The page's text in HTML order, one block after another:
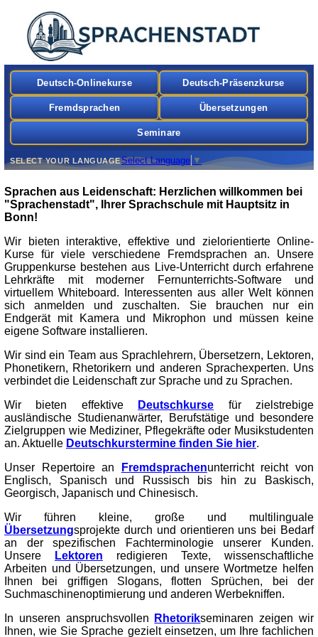
Deutsch-Onlinekurse Deutsch-Präsenzkurse
Fremdsprachen Übersetzungen
Seminare
SELECT YOUR LANGUAGESelect Language ▼
Sprachen aus Leidenschaft: Herzlichen willkommen bei
"Sprachenstadt", Ihrer Sprachschule mit Hauptsitz in
Bonn!
Wir bieten interaktive, effektive und zielorientierte Online-
Kurse für viele verschiedene Fremdsprachen an. Unsere
Gruppenkurse bestehen aus Live-Unterricht durch erfahrene
Lehrkräfte mit moderner Fernunterrichts-Software und
virtuellem Whiteboard. Interessenten aus aller Welt können
sich anmelden und zuschalten. Sie brauchen nur ein
Endgerät mit Kamera und Mikrophon und müssen keine
eigene Software installieren.
Wir sind ein Team aus Sprachlehrern, Übersetzern, Lektoren,
Phonetikern, Rhetorikern und anderen Sprachexperten. Uns
verbindet die Leidenschaft zur Sprache und zu Sprachen.
Wir bieten effektive
Deutschkurse für zielstrebige
ausländische Studienanwärter, Berufstätige und besondere
Zielgruppen wie Mediziner, Pflegekräfte oder Musikstudenten
an. Aktuelle Deutschkurstermine finden Sie hier.
Unser Repertoire an
Fremdsprachenunterricht reicht von
Englisch, Spanisch und Russisch bis hin zu Baskisch,
Georgisch, Japanisch und Chinesisch.
Wir führen kleine, große und multilinguale
Übersetzungsprojekte durch und orientieren uns bei Bedarf
an der spezifischen Fachterminologie unserer Kunden.
Unsere
Lektoren redigieren Texte, wissenschaftliche
Arbeiten und Übersetzungen, und unsere Wortmetze helfen
Ihnen bei griffigen Slogans, flotten Sprüchen, bei der
Suchmaschinenoptimierung und anderen Werbekniffen.
In unseren anspruchsvollen
Rhetorikseminaren zeigen wir
Ihnen, wie Sie Sprache gezielt einsetzen, um Ihre fachlichen